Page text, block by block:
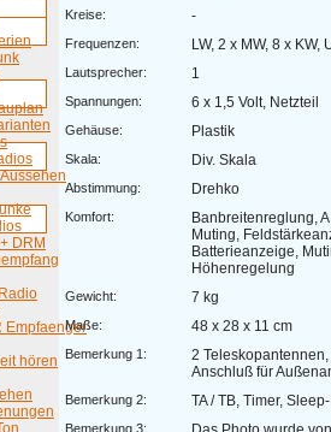
DRM
Empfaenger
hören
Kreise: -
Frequenzen: LW, 2 x MW, 8 x KW,
Lautsprecher: 1
Spannungen: 6 x 1,5 Volt, Netzteil
Gehäuse: Plastik
Skala: Div. Skala
Abstimmung: Drehko
Komfort:
Banbreitenreglung,
Muting,
Batterieanzeige,
Höhenregelung
Gewicht: 7 kg
Maße: 48 x 28 x 11 cm
Bemerkung 1:
2
Anschluß für
Bemerkung 2: TA / TB, Timer,
Bemerkung 3: